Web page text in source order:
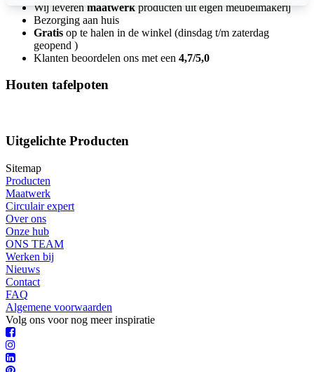
Wij leverenmaatwerkproducten uit eigen meubelmakerij
Bezorging aan huis
Gratis op te halen in de winkel (dinsdag t/m zaterdag
geopend )
Klanten beoordelen ons met een 4,7/5,0
Houten tafelpoten
Uitgelichte Producten
Sitemap
Producten
Maatwerk
Circulair expert
Over ons
Onze hub
ONS TEAM
Werken bij
Nieuws
Contact
FAQ
Algemene voorwaarden
Volg ons voor nog meer inspiratie